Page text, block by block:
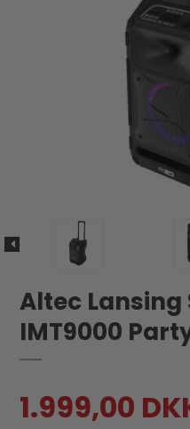
Altec Lansing
IMT9000
1.999,00